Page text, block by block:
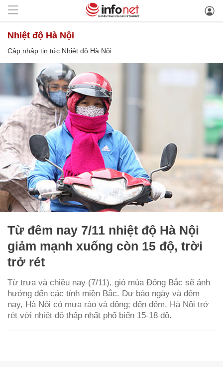
Nhiệt độ Hà Nội
Cập nhập tin tức Nhiệt độ Hà Nội
Từ đêm nay 7/11 nhiệt độ Hà Nội
giảm mạnh xuống còn 15 độ, trời
trở rét
Từ trưa và chiều nay (7/11), gió mùa Đông Bắc sẽ ảnh
hưởng đến các tỉnh miền Bắc. Dự báo ngày và đêm
nay, Hà Nội có mưa rào và dông; đến đêm, Hà Nội trở
rét với nhiệt độ thấp nhất phổ biến 15-18 độ.